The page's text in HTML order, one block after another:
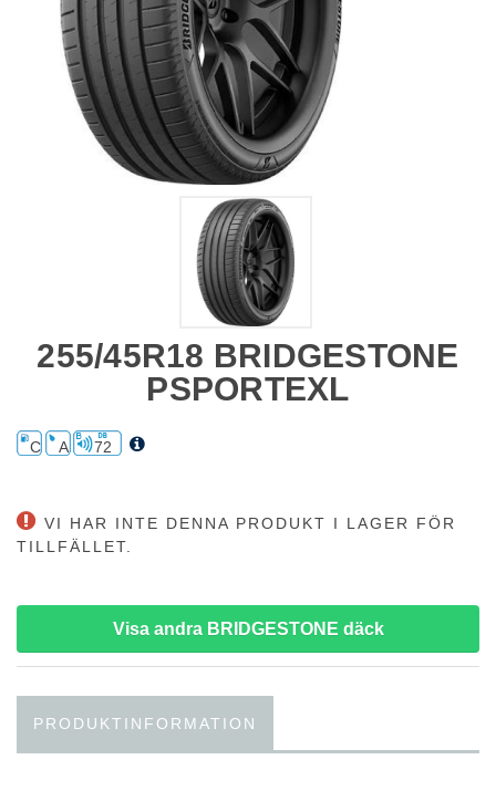
255/45R18 BRIDGESTONE
PSPORTEXL
C A 72
VI HAR INTE DENNA PRODUKT I LAGER FÖR
TILLFÄLLET.
Visa andra BRIDGESTONE däck
PRODUKTINFORMATION